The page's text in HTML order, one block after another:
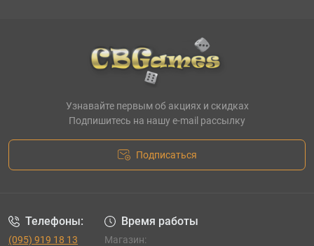
Узнавайте первым об акциях и скидках
Подпишитесь на нашу e-mail рассылку
Подписаться
Телефоны:
(095) 919 18 13
Время работы
Магазин: